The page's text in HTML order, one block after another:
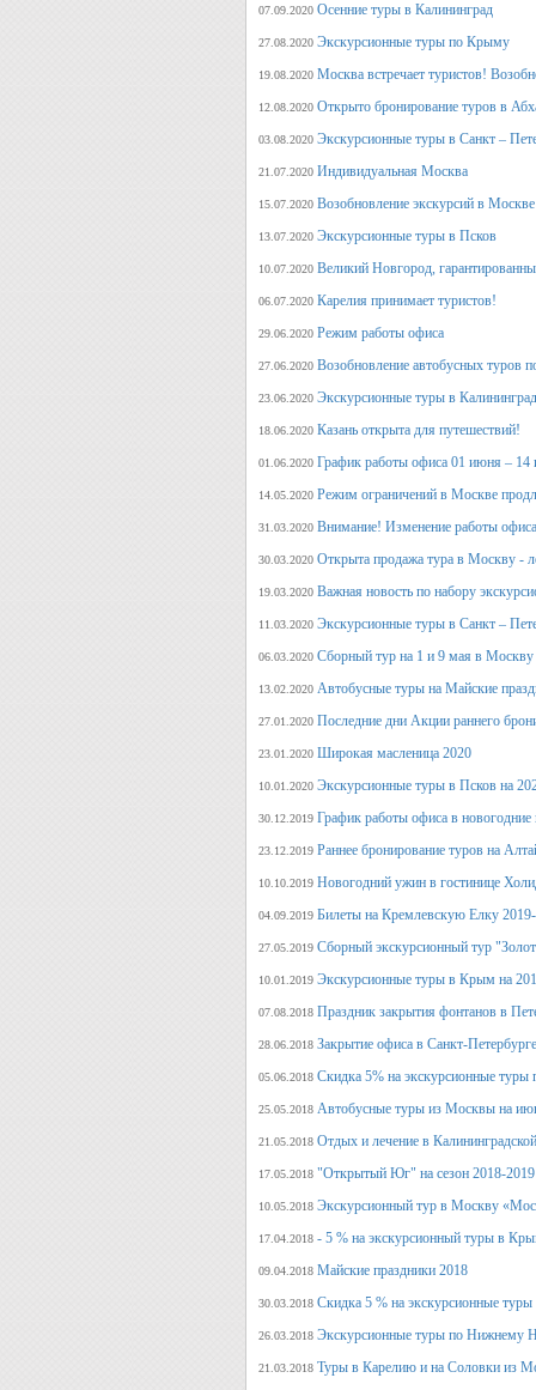
07.09.2020 Осенние туры в Калининград
27.08.2020 Экскурсионные туры по Крыму
19.08.2020 Москва встречает туристов!
12.08.2020 Открыто бронирование туров в
03.08.2020 Экскурсионные туры в Санкт –
21.07.2020 Индивидуальная Москва
15.07.2020 Возобновление экскурсий в
13.07.2020 Экскурсионные туры в Псков
10.07.2020 Великий Новгород,
06.07.2020 Карелия принимает туристов!
29.06.2020 Режим работы офиса
27.06.2020 Возобновление автобусных туров
23.06.2020 Экскурсионные туры в
18.06.2020 Казань открыта для путешествий!
01.06.2020 График работы офиса 01 июня – 14
14.05.2020 Режим ограничений в Москве
31.03.2020 Внимание! Изменение работы
30.03.2020 Открыта продажа тура в Москву -
19.03.2020 Важная новость по набору
11.03.2020 Экскурсионные туры в Санкт –
06.03.2020 Сборный тур на 1 и 9 мая в Москву
13.02.2020 Автобусные туры на Майские
27.01.2020 Последние дни Акции раннего
23.01.2020 Широкая масленица 2020
10.01.2020 Экскурсионные туры в Псков на
30.12.2019 График работы офиса в новогодние
23.12.2019 Раннее бронирование туров на
10.10.2019 Новогодний ужин в гостинице
04.09.2019 Билеты на Кремлевскую Елку
27.05.2019 Сборный экскурсионный тур
10.01.2019 Экскурсионные туры в Крым на
07.08.2018 Праздник закрытия фонтанов в
28.06.2018 Закрытие офиса в Санкт-
05.06.2018 Скидка 5% на экскурсионные
25.05.2018 Автобусные туры из Москвы на
21.05.2018 Отдых и лечение в
17.05.2018 "Открытый Юг" на сезон 2018-2019
10.05.2018 Экскурсионный тур в Москву
17.04.2018 - 5 % на экскурсионный туры в
09.04.2018 Майские праздники 2018
30.03.2018 Скидка 5 % на экскурсионные
26.03.2018 Экскурсионные туры по Нижнему
21.03.2018 Туры в Карелию и на Соловки из